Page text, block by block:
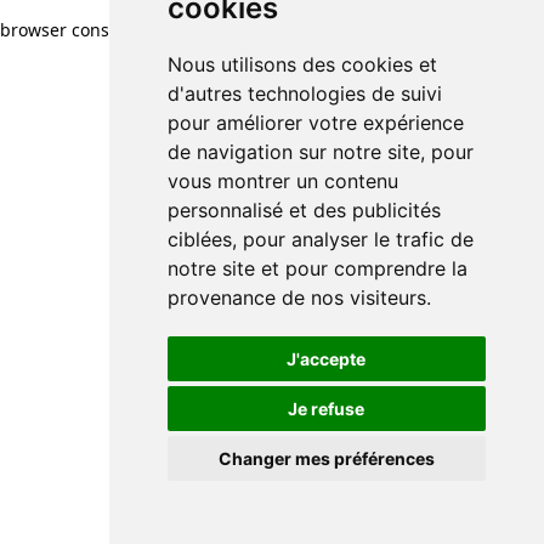
cookies
Nous utilisons des cookies et
d'autres technologies de suivi
pour améliorer votre expérience
de navigation sur notre site, pour
vous montrer un contenu
personnalisé et des publicités
ciblées, pour analyser le trafic de
notre site et pour comprendre la
provenance de nos visiteurs.
J'accepte
Je refuse
Changer mes préférences
browser console for more information)